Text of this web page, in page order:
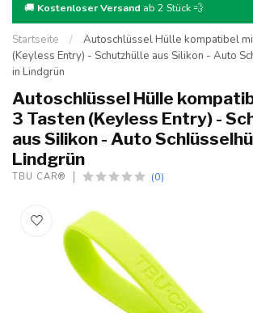
🚚 Kostenloser Versand ab 2 Stück 💨
Startseite /
Autoschlüssel Hülle kompatibel
(Keyless Entry) - Schutzhülle aus Silikon - Auto
in Lindgrün
Autoschlüssel Hülle
3 Tasten (Keyless Entry) -
aus Silikon - Auto
Lindgrün
TBU CAR® (0)